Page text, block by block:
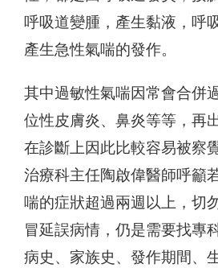
呼吸道變腫，產生黏液，呼
產生急性氣喘的發作。
其中過敏性氣喘因常會合併
位性皮膚炎、鼻炎等等，再
在診斷上因此比較容易被察
治療科主任陶啟偉醫師呼籲
喘的症狀超過兩週以上，切
冒延誤病情，仍是需要找專
病史、家族史、發作期間、